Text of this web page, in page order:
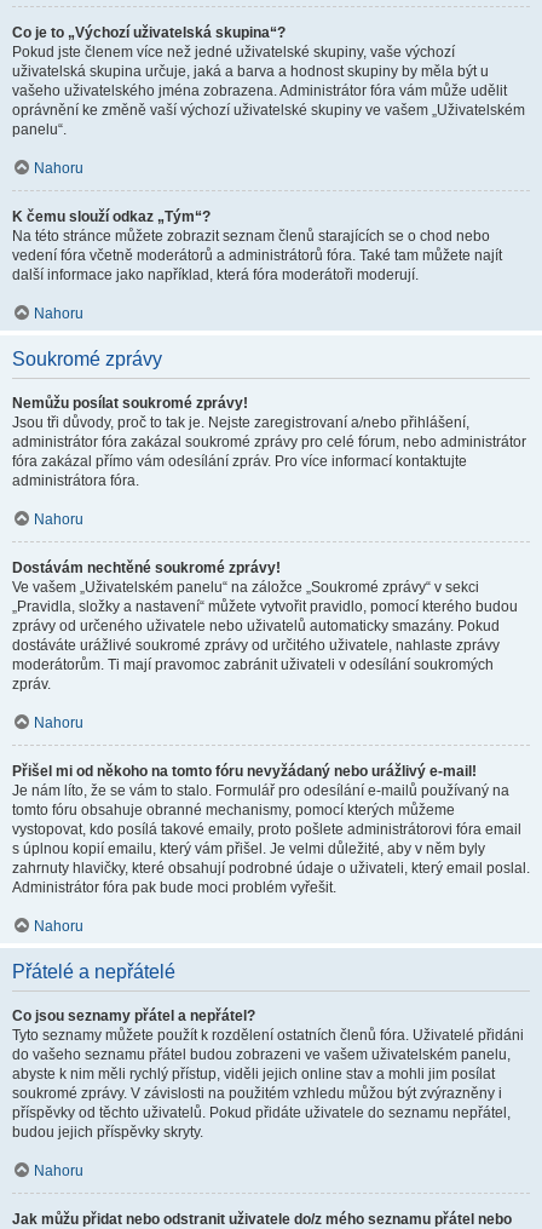
Co je to „Výchozí uživatelská skupina“?
Pokud jste členem více než jedné uživatelské skupiny, vaše výchozí
uživatelská skupina určuje, jaká a barva a hodnost skupiny by měla být u
vašeho uživatelského jména zobrazena. Administrátor fóra vám může udělit
oprávnění ke změně vaší výchozí uživatelské skupiny ve vašem „Uživatelském
panelu“.
Nahoru
K čemu slouží odkaz „Tým“?
Na této stránce můžete zobrazit seznam členů starajících se o chod nebo
vedení fóra včetně moderátorů a administrátorů fóra. Také tam můžete najít
další informace jako například, která fóra moderátoři moderují.
Nahoru
Soukromé zprávy
Nemůžu posílat soukromé zprávy!
Jsou tři důvody, proč to tak je. Nejste zaregistrovaní a/nebo přihlášení,
administrátor fóra zakázal soukromé zprávy pro celé fórum, nebo administrátor
fóra zakázal přímo vám odesílání zpráv. Pro více informací kontaktujte
administrátora fóra.
Nahoru
Dostávám nechtěné soukromé zprávy!
Ve vašem „Uživatelském panelu“ na záložce „Soukromé zprávy“ v sekci
„Pravidla, složky a nastavení“ můžete vytvořit pravidlo, pomocí kterého budou
zprávy od určeného uživatele nebo uživatelů automaticky smazány. Pokud
dostáváte urážlivé soukromé zprávy od určitého uživatele, nahlaste zprávy
moderátorům. Ti mají pravomoc zabránit uživateli v odesílání soukromých
zpráv.
Nahoru
Přišel mi od někoho na tomto fóru nevyžádaný nebo urážlivý e-mail!
Je nám líto, že se vám to stalo. Formulář pro odesílání e-mailů používaný na
tomto fóru obsahuje obranné mechanismy, pomocí kterých můžeme
vystopovat, kdo posílá takové emaily, proto pošlete administrátorovi fóra email
s úplnou kopií emailu, který vám přišel. Je velmi důležité, aby v něm byly
zahrnuty hlavičky, které obsahují podrobné údaje o uživateli, který email poslal.
Administrátor fóra pak bude moci problém vyřešit.
Nahoru
Přátelé a nepřátelé
Co jsou seznamy přátel a nepřátel?
Tyto seznamy můžete použít k rozdělení ostatních členů fóra. Uživatelé přidáni
do vašeho seznamu přátel budou zobrazeni ve vašem uživatelském panelu,
abyste k nim měli rychlý přístup, viděli jejich online stav a mohli jim posílat
soukromé zprávy. V závislosti na použitém vzhledu můžou být zvýrazněny i
příspěvky od těchto uživatelů. Pokud přidáte uživatele do seznamu nepřátel,
budou jejich příspěvky skryty.
Nahoru
Jak můžu přidat nebo odstranit uživatele do/z mého seznamu přátel nebo